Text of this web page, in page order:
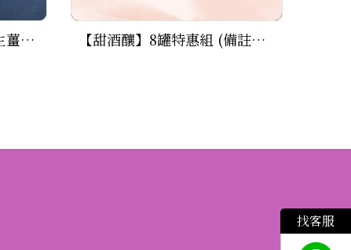
【黑木耳露暖暖包_無糖生薑】12包特惠組(500ml/包) 【甜酒釀】8罐特惠組 (備註紫米、 原味及數量)
找客服